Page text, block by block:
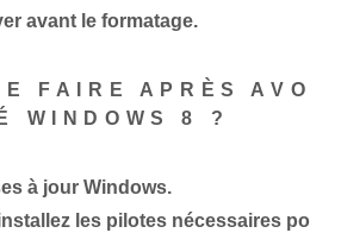
avant le formatage.
FAIRE APRÈS AVO
WINDOWS 8 ?
à jour Windows.
les pilotes nécessaires po